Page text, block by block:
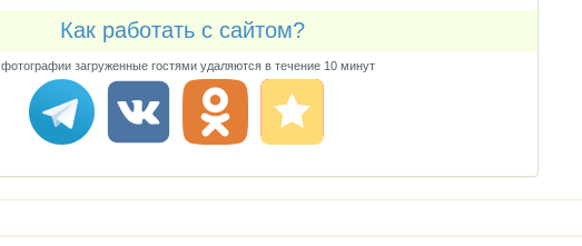
Как работать с сайтом?
фотографии загруженные гостями удаляются в течение 10 минут